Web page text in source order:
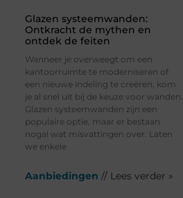
Glazen systeemwanden:
Ontkracht de mythen en
ontdek de feiten
Wanneer je overweegt om een
kantoorruimte te moderniseren of
een nieuwe indeling te creëren, kom
je al snel uit bij de keuze voor wanden.
Glazen systeemwanden zijn een
populaire optie, maar er bestaan
nogal wat misvattingen over. Laten
we enkele
Aanbiedingen // Lees verder »